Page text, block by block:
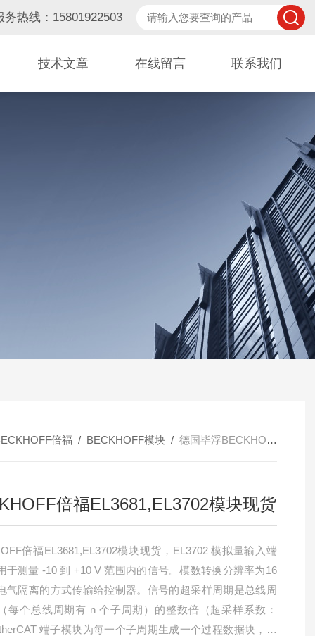
务热线：15801922503
技术文章 在线留言 联系我们
倍福 / BECKHOFF模块/ 德国毕浮BECKHOFF倍福EL3681,EL3702模块现货
倍福EL3681,EL3702模块现货
倍福EL3681,EL3702模块现货，EL3702 模拟量输入端
于测量 -10 到 +10 V 范围内的信号。模数转换分辨率为16
气隔离的方式传输给控制器。信号的超采样周期是总线周
每个总线周期有 n 个子周期）的整数倍（超采样系数：
端子模块为每一个子周期生成一个过程数据块，并